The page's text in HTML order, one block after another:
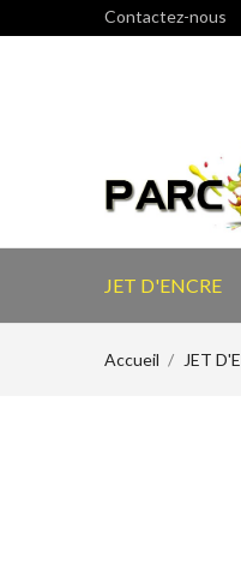
Contactez-nous
JET D'ENCRE
Accueil JET